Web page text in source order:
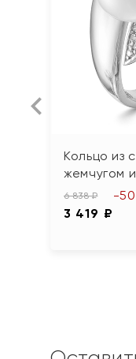
Кольцо из
жемчугом
6 838 ₽
3 419 ₽
-